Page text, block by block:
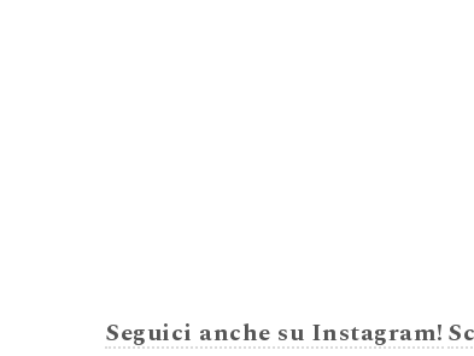
Seguici anche su Instagram!